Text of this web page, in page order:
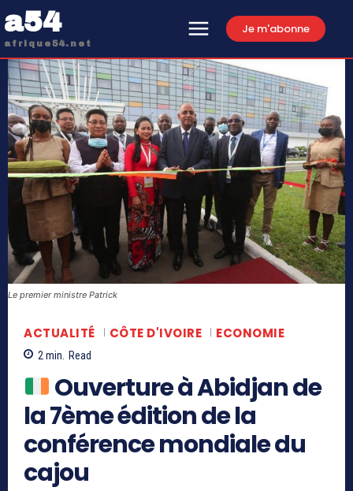
a54
afrique54.net
Je m'abonne
Le premier ministre Patrick
ACTUALITÉ CÔTE D'IVOIRE ECONOMIE
2min. Read
Ouverture à Abidjan de
la 7ème édition de la
conférence mondiale du
cajou